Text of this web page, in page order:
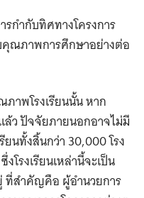
รกำกับทิศทางโครงการ
คุณภาพการศึกษาอย่างต่อ
าพโรงเรียนนั้น หาก
ล้ว ปัจจัยภายนอกอาจไม่มี
ยนทั้งสิ้นกว่า 30,000 โรง
งโรงเรียนเหล่านี้จะเป็น
ที่สำคัญคือ ผู้อำนวยการ